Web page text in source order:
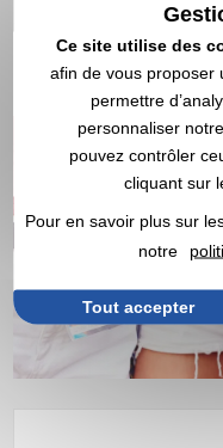
Ce site utilise des
afin de vous proposer
permettre
personnaliser
pouvez contrôler
cliquant sur
Pour en savoir plus sur
notre
Tout accepter